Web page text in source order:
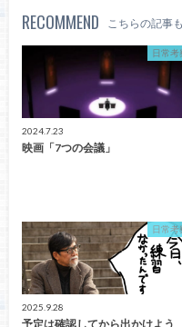
RECOMMEND こちらの記事
日常考
2024.7.23
映画「7つの会議」
日常考
2025.9.28
予定は確認してから出かけよう